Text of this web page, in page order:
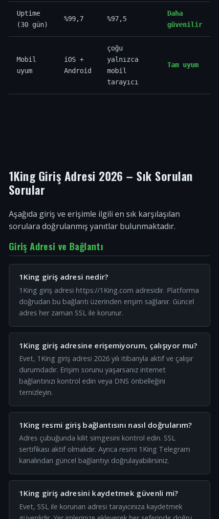
Uptime
(30 gün)
%99,7 %97,5
Daha
güvenilir
Mobil
uyum
iOS +
Android
çoğu
yalnızca
mobil
tarayıcı
Tam uyum
1King Giriş Adresi 2026 – Sık Sorulan
Sorular
Aşağıda giriş ve erişimle ilgili en sık karşılaşılan
sorulara doğrulanmış yanıtlar bulunmaktadır.
Giriş Adresi ve Bağlantı
1King giriş adresi nedir?
1King giriş adresi https://1King.com adresidir. Platforma
doğrudan bu bağlantı üzerinden erişim sağlanır. Güncel
adres her zaman SSL ile korunur.
1King giriş adresine erişemiyorum, çalışıyor mu?
Evet, 1King giriş adresi 2026 yılı itibarıyla aktif ve çalışır
durumdadır. Erişim sorunu yaşarsanız internet
bağlantınızı kontrol edin veya DNS önbelleğini
temizleyin.
1King resmi giriş bağlantısını nasıl doğrularım?
Adres çubuğunda kilit simgesini kontrol edin. SSL
sertifikası aktif olmalıdır. Ayrıca resmi 1King Telegram
kanalından güncel bağlantıyı doğrulayabilirsiniz.
1King giriş adresini kaydetmek güvenli mi?
Evet, SSL ile korunan adresi tarayıcınıza kaydetmek